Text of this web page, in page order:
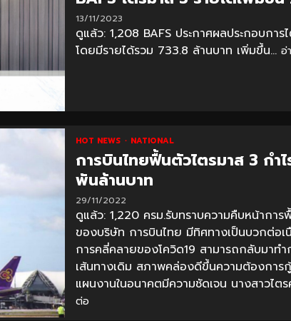
13/11/2023
ดูแล้ว: 1,208 BAFS ประกาศผลประกอบการ
โดยมีรายได้รวม 733.8 ล้านบาท เพิ่มขึ้น... อ่
HOT NEWS NATIONAL
การบินไทยฟื้นตัวไตรมาส 3 กำไ
พันล้านบาท
29/11/2022
ดูแล้ว: 1,220 ครม.รับทราบความคืบหน้ากา
ของบริษัท การบินไทย มีทิศทางเป็นบวกต่อเ
การคลี่คลายของโควิด19 สามารถกลับมาทำ
เส้นทางเดิม สภาพคล่องดีขึ้นความต้องกา
แผนงานในอนาคตมีความชัดเจน นางสาวไตร
ต่อ